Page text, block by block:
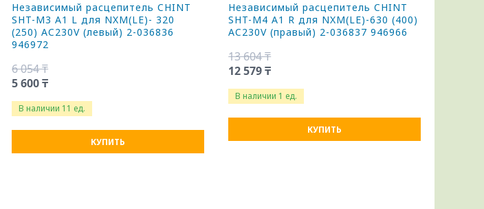
Независимый расцепитель CHINT
SHT-M3 A1 L для NXM(LE)- 320
(250) AC230V (левый) 2-036836
946972
6 054 ₸
5 600 ₸
В наличии 11 ед.
КУПИТЬ
Независимый расцепитель CHINT
SHT-M4 A1 R для NXM(LE)-630 (400)
AC230V (правый) 2-036837 946966
13 604 ₸
12 579 ₸
В наличии 1 ед.
КУПИТЬ